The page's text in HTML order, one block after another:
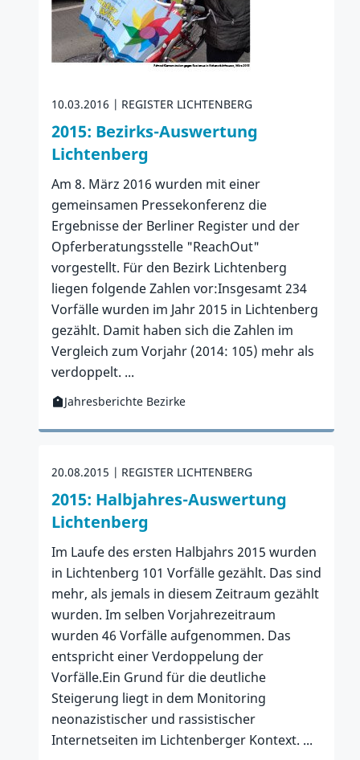
10.03.2016 REGISTER LICHTENBERG
2015: Bezirks-Auswertung
Lichtenberg
Am 8. März 2016 wurden mit einer
gemeinsamen Pressekonferenz die
Ergebnisse der Berliner Register und der
Opferberatungsstelle "ReachOut"
vorgestellt. Für den Bezirk Lichtenberg
liegen folgende Zahlen vor:Insgesamt 234
Vorfälle wurden im Jahr 2015 in Lichtenberg
gezählt. Damit haben sich die Zahlen im
Vergleich zum Vorjahr (2014: 105) mehr als
verdoppelt. ...
Kategorie:
Jahresberichte Bezirke
Zur Publikation
20.08.2015 REGISTER LICHTENBERG
2015: Halbjahres-Auswertung
Lichtenberg
Im Laufe des ersten Halbjahrs 2015 wurden
in Lichtenberg 101 Vorfälle gezählt. Das sind
mehr, als jemals in diesem Zeitraum gezählt
wurden. Im selben Vorjahrezeitraum
wurden 46 Vorfälle aufgenommen. Das
entspricht einer Verdoppelung der
Vorfälle.Ein Grund für die deutliche
Steigerung liegt in dem Monitoring
neonazistischer und rassistischer
Internetseiten im Lichtenberger Kontext. ...